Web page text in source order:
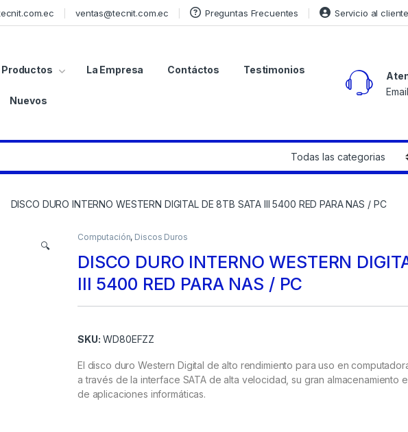
ventas@tecnit.com.ec Preguntas Frecuentes Servicio al cliente
Productos La Empresa Contáctos Testimonios
Nuevos
DISCO DURO INTERNO WESTERN DIGITAL DE 8TB SATA III 5400 RED PARA NAS / PC
🔍
Computación, Discos Duros
DISCO DURO INTERNO WESTERN
III 5400 RED PARA NAS / PC
SKU: WD80EFZZ
El disco duro Western Digital de alto rendimiento para uso en
a través de la interface SATA de alta velocidad, su gran almacenamiento
de aplicaciones informáticas.